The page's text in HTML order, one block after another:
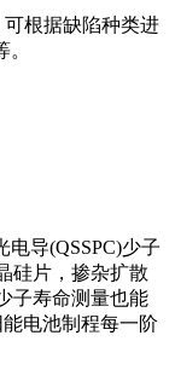
可根据缺陷种类进
导(QSSPC)少子
硅片，掺杂扩散
子寿命测量也能
电池制程每一阶